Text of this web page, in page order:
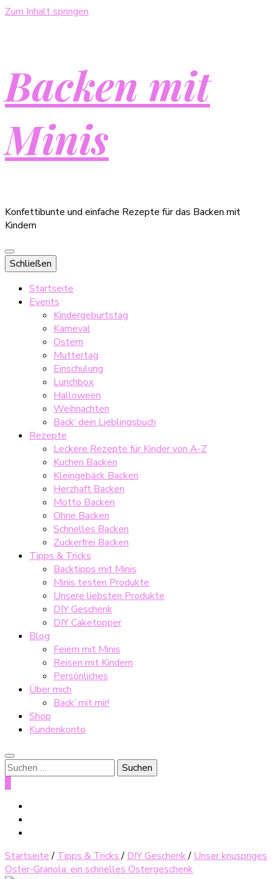
Zum Inhalt springen
Backen mit
Minis
Konfettibunte und einfache Rezepte für das Backen mit
Kindern
Schließen
Startseite
Events
Kindergeburtstag
Karneval
Ostern
Muttertag
Einschulung
Lunchbox
Halloween
Weihnachten
Back‘ dein Lieblingsbuch
Rezepte
Leckere Rezepte für Kinder von A-Z
Kuchen Backen
Kleingebäck Backen
Herzhaft Backen
Motto Backen
Ohne Backen
Schnelles Backen
Zuckerfrei Backen
Tipps & Tricks
Backtipps mit Minis
Minis testen Produkte
Unsere liebsten Produkte
DIY Geschenk
DIY Caketopper
Blog
Feiern mit Minis
Reisen mit Kindern
Persönliches
Über mich
Back’ mit mir!
Shop
Kundenkonto
Suche
nach:
Startseite / Tipps & Tricks/ DIY Geschenk/ Unser knuspriges
Oster-Granola: ein schnelles Ostergeschenk